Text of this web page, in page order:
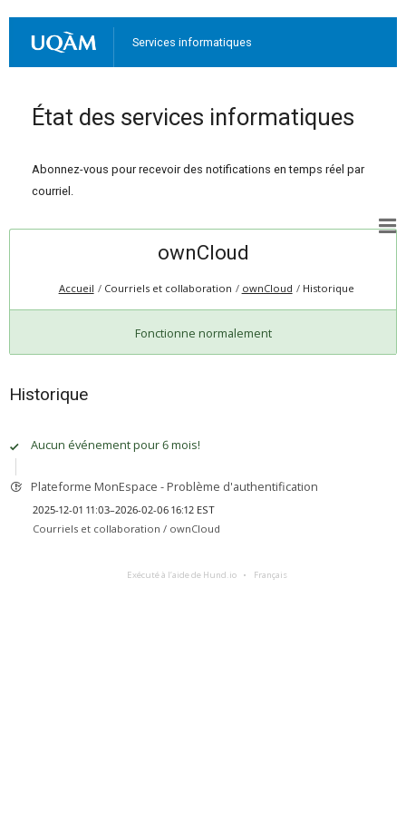
Services informatiques
État des services informatiques
Abonnez-vous pour recevoir des notifications en temps réel par
courriel.
ownCloud
Accueil Courriels et collaboration ownCloud Historique
Fonctionne normalement
Historique
Aucun événement pour 6 mois!
Plateforme MonEspace - Problème d'authentification
2025-12-01 11:03–2026-02-06 16:12 EST
Courriels et collaboration / ownCloud
Exécuté à l’aide de Hund.io Français